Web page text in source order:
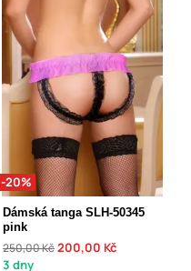
-20%
Dámská tanga SLH-50345
pink
250,00 Kč200,00 Kč
3 dny